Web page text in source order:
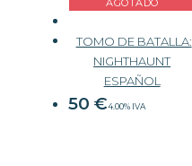
TOMO DE BATALLA:
NIGHTHAUNT
ESPAÑOL
50 €4.00% IVA